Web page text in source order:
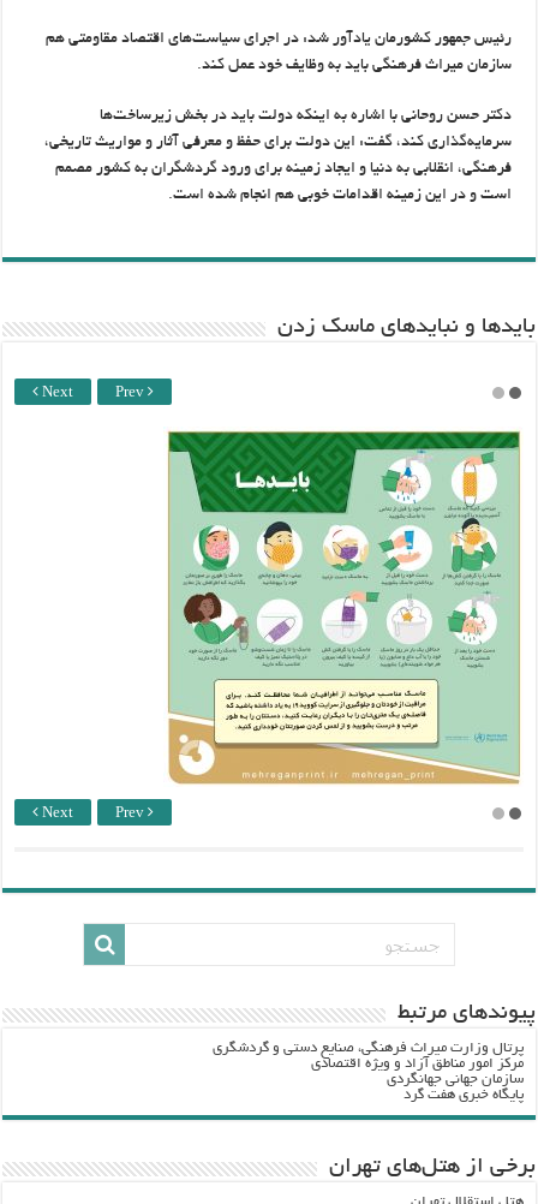
رئیس جمهور کشورمان یادآور شد: در اجرای سیاست‌های اقتصاد مقاومتی هم
سازمان میراث فرهنگی باید به وظایف خود عمل کند.
دکتر حسن روحانی با اشاره به اینکه دولت باید در بخش زیرساخت‌ها
سرمایه‌گذاری کند، گفت: این دولت برای حفظ و معرفی آثار و مواریث تاریخی،
فرهنگی، انقلابی به دنیا و ایجاد زمینه برای ورود گردشگران به کشور مصمم
است و در این زمینه اقدامات خوبی هم انجام شده است.
باید‌ها و نبایدهای ماسک زدن
Next Prev
Next Prev
پيوندهاي مرتبط
پرتال وزارت ميراث فرهنگي، صنایع دستی و گردشگري
مرکز امور مناطق آزاد و ویژه اقتصادی
سازمان جهانی جهانگردی
پایگاه خبری هفت گرد
برخی از هتل‌های تهران